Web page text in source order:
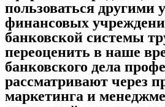
пользоваться другими
финансовых
банковской системы
переоценить в наше
банковского дела
рассматривают через
маркетинга и